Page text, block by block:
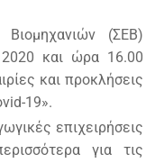
(ΣΕΒ)
2020 και ώρα 16.00
και προκλήσεις
19».
επιχειρήσεις
για τις